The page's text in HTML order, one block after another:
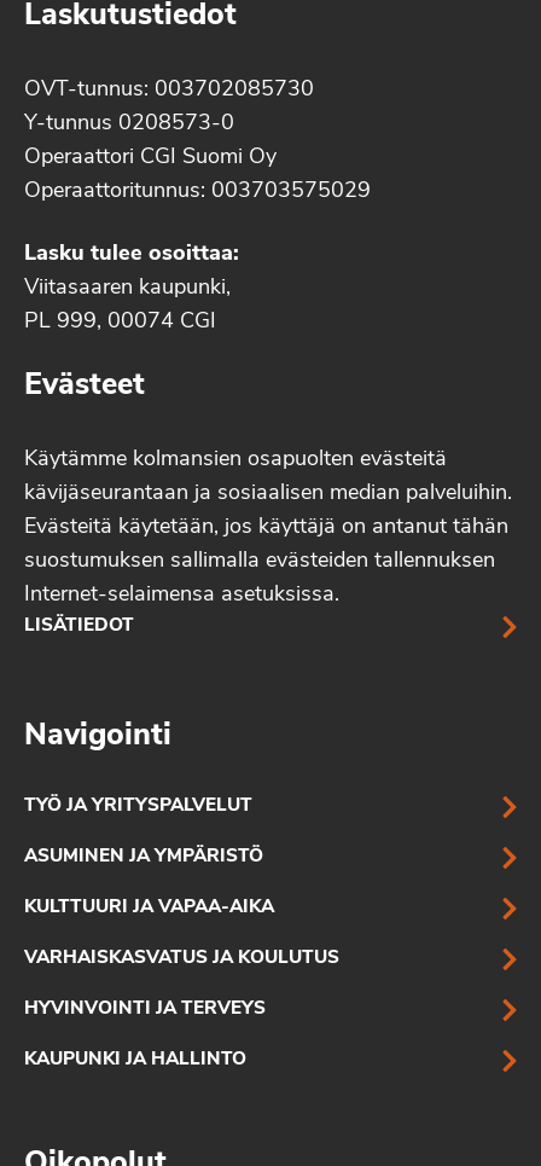
Laskutustiedot
OVT-tunnus: 003702085730
Y-tunnus 0208573-0
Operaattori CGI Suomi Oy
Operaattoritunnus: 003703575029
Lasku tulee osoittaa:
Viitasaaren kaupunki,
PL 999, 00074 CGI
Evästeet
Käytämme kolmansien osapuolten evästeitä
kävijäseurantaan ja sosiaalisen median palveluihin.
Evästeitä käytetään, jos käyttäjä on antanut tähän
suostumuksen sallimalla evästeiden tallennuksen
Internet-selaimensa asetuksissa.
LISÄTIEDOT
Navigointi
TYÖ JA YRITYSPALVELUT
ASUMINEN JA YMPÄRISTÖ
KULTTUURI JA VAPAA-AIKA
VARHAISKASVATUS JA KOULUTUS
HYVINVOINTI JA TERVEYS
KAUPUNKI JA HALLINTO